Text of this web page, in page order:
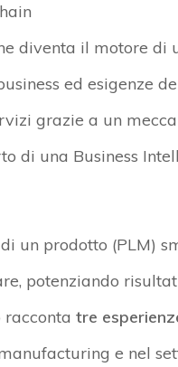
diventa il motore di
ed esigenze
grazie a un
di una Business
un prodotto (PLM)
potenziando
tre
e nel